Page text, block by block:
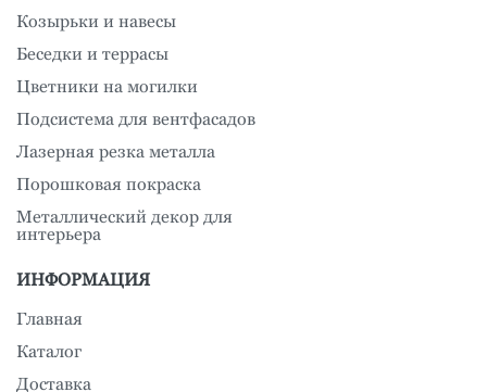
Козырьки и навесы
Беседки и террасы
Цветники на могилки
Подсистема для вентфасадов
Лазерная резка металла
Порошковая покраска
Металлический декор для
интерьера
ИНФОРМАЦИЯ
Главная
Каталог
Доставка